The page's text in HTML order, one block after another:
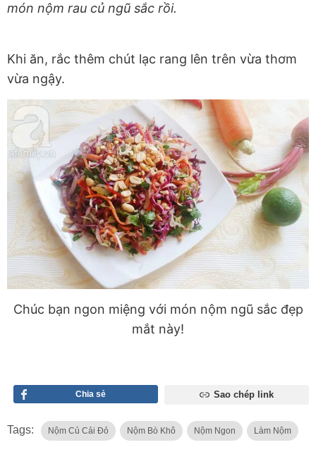
món nộm rau củ ngũ sắc rồi.
Khi ăn, rắc thêm chút lạc rang lên trên vừa thơm
vừa ngậy.
Chúc bạn ngon miệng với món nộm ngũ sắc đẹp
mắt này!
Chia sẻ Sao chép link
Tags: Nộm Củ Cải Đỏ Nộm Bò Khô Nộm Ngon Làm Nộm